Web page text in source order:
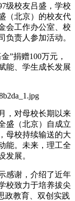
级校友吕盛，学校
（北京）的校友代
会工作办公室、校
负责人参加活动。
”捐赠100万元，
能、学生成长发展
，对母校长期以来
盛（北京）自成立
母校持续输送的大
能。未来，理工全
发展。
感谢，介绍了近年
校致力于培养拔尖
政教育、双创实践